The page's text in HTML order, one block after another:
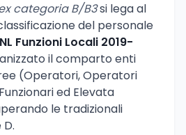
categoria B/B3si lega al
del personale
Funzioni Locali 2019-
il comparto enti
(Operatori, Operatori
ed Elevata
le tradizionali